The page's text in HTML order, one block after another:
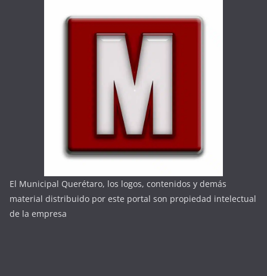
El Municipal Querétaro, los logos, contenidos y demás
material distribuido por este portal son propiedad intelectual
de la empresa